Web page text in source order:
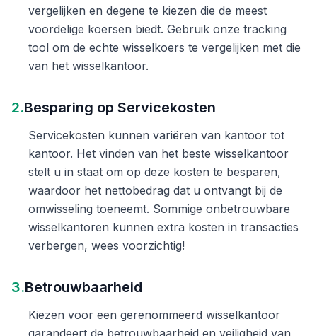
vergelijken en degene te kiezen die de meest
voordelige koersen biedt. Gebruik onze tracking
tool om de echte wisselkoers te vergelijken met die
van het wisselkantoor.
2.Besparing op Servicekosten
Servicekosten kunnen variëren van kantoor tot
kantoor. Het vinden van het beste wisselkantoor
stelt u in staat om op deze kosten te besparen,
waardoor het nettobedrag dat u ontvangt bij de
omwisseling toeneemt. Sommige onbetrouwbare
wisselkantoren kunnen extra kosten in transacties
verbergen, wees voorzichtig!
3.Betrouwbaarheid
Kiezen voor een gerenommeerd wisselkantoor
garandeert de betrouwbaarheid en veiligheid van